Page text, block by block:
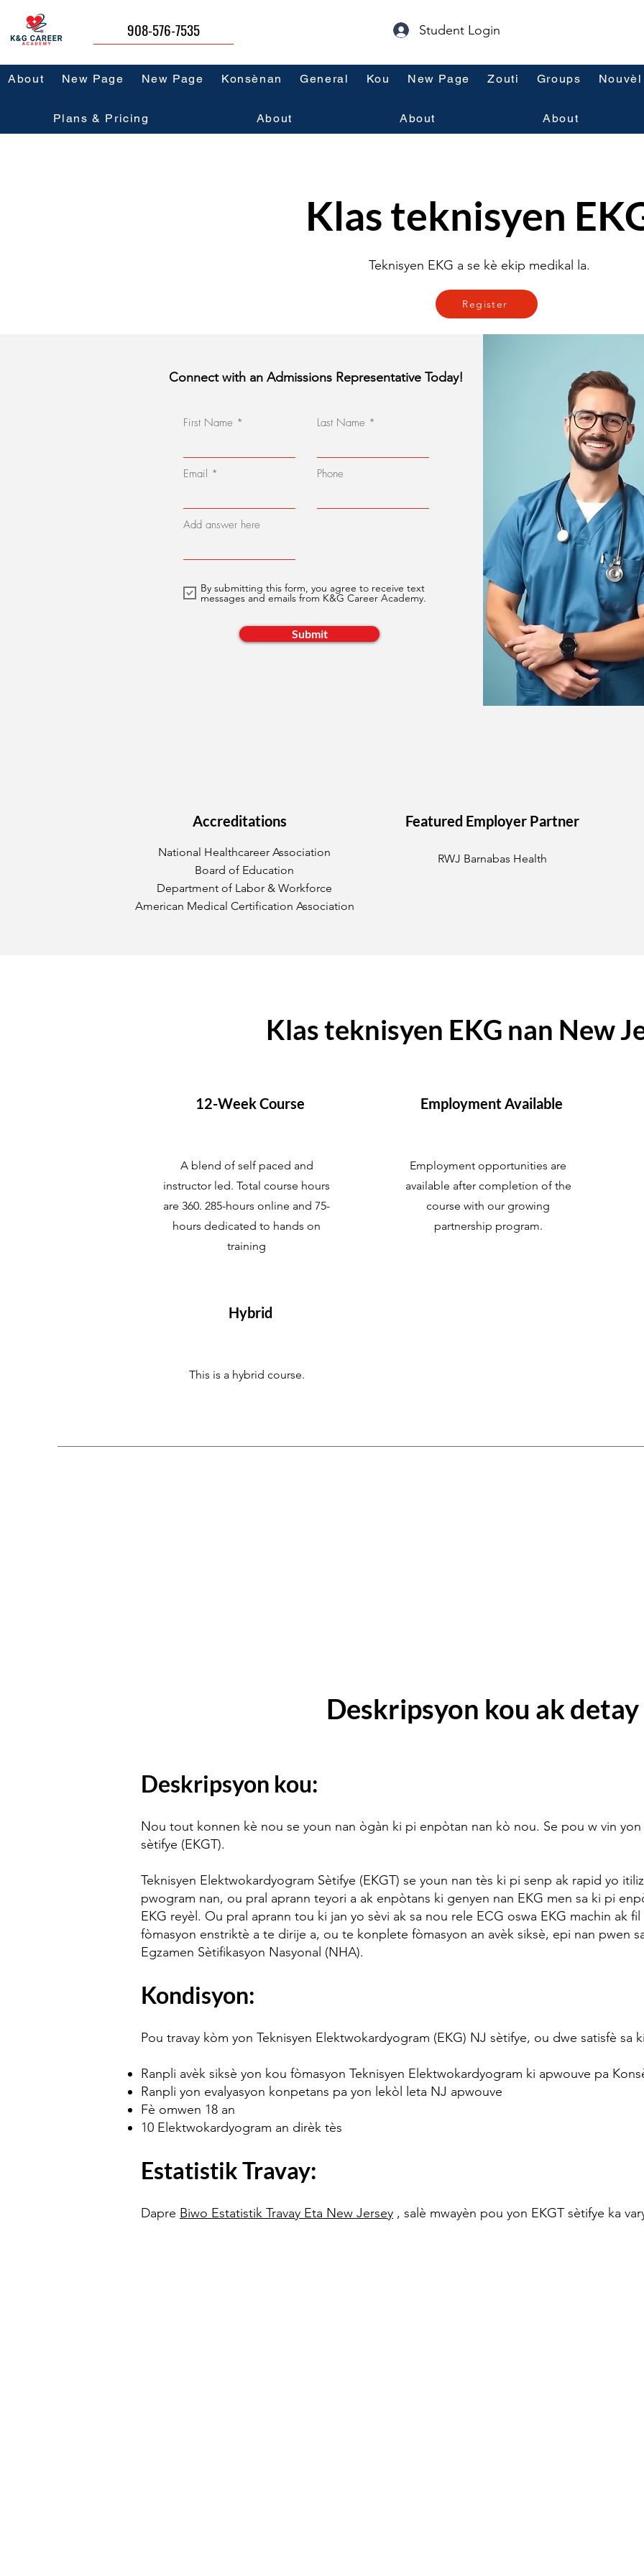
908-576-7535 Student Login
About New Page New Page Konsènan General Kou New Page Zouti Groups Nouvèl
Plans & Pricing About About About
Klas teknisyen
Teknisyen EKG a se kè ekip medikal la.
Register
Connect with an Admissions Representative Today!
First Name
Email
Last Name
Phone
Add answer here
By submitting this form, you agree to receive text
messages and emails from K&G Career Academy.
Submit
Accreditations
National Healthcareer Association
Board of Education
Department of Labor & Workforce
American Medical Certification Association
Featured Employer Partner
RWJ Barnabas Health
Klas teknisyen EKG nan New
12-Week Course
A blend of self paced and
instructor led. Total course hours
are 360. 285-hours online and 75-
hours dedicated to hands on
training
Employment Available
Employment opportunities are
available after completion of the
course with our growing
partnership program.
Hybrid
This is a hybrid course.
Deskripsyon kou ak detay
Deskripsyon kou:
Nou tout konnen kè nou se youn nan ògàn ki pi enpòtan nan kò nou. Se pou w vin
sètifye (EKGT).
Teknisyen Elektwokardyogram Sètifye (EKGT) se youn nan tès ki pi senp ak rapid yo
pwogram nan, ou pral aprann teyori a ak enpòtans ki genyen nan EKG men sa ki pi
EKG reyèl. Ou pral aprann tou ki jan yo sèvi ak sa nou rele ECG oswa EKG machin ak
fòmasyon enstriktè a te dirije a, ou te konplete fòmasyon an avèk siksè, epi nan pwen
Egzamen Sètifikasyon Nasyonal (NHA).
Kondisyon:
Pou travay kòm yon Teknisyen Elektwokardyogram (EKG) NJ sètifye, ou dwe satisfè sa
Ranpli avèk siksè yon kou fòmasyon Teknisyen Elektwokardyogram ki apwouve pa
Ranpli yon evalyasyon konpetans pa yon lekòl leta NJ apwouve
Fè omwen 18 an
10 Elektwokardyogram an dirèk tès
Estatistik Travay:
Dapre Biwo Estatistik Travay Eta New Jersey , salè mwayèn pou yon EKGT sètifye ka